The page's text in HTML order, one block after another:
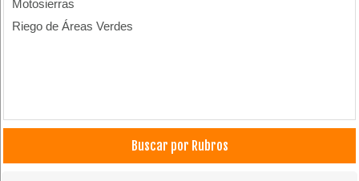
Motosierras
Riego de Áreas Verdes
Buscar por Rubros